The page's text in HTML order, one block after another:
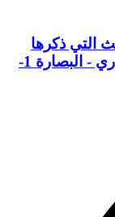
التي ذكرها
الحافظ ابن حجر العسقلاني في فتح الباري - البصارة 1-